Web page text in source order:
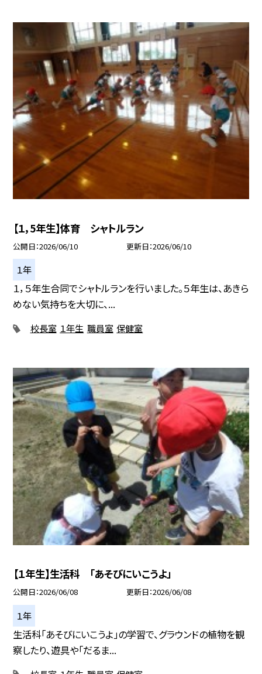
【１，5年生】体育 シャトルラン
公開日 2026/06/10 更新日 2026/06/10
１年
１，５年生合同でシャトルランを行いました。５年生は、あきら
めない気持ちを大切に、...
校長室 １年生 職員室 保健室
【１年生】生活科 「あそびにいこうよ」
公開日 2026/06/08 更新日 2026/06/08
１年
生活科「あそびにいこうよ」の学習で、グラウンドの植物を観
察したり、遊具や「だるま...